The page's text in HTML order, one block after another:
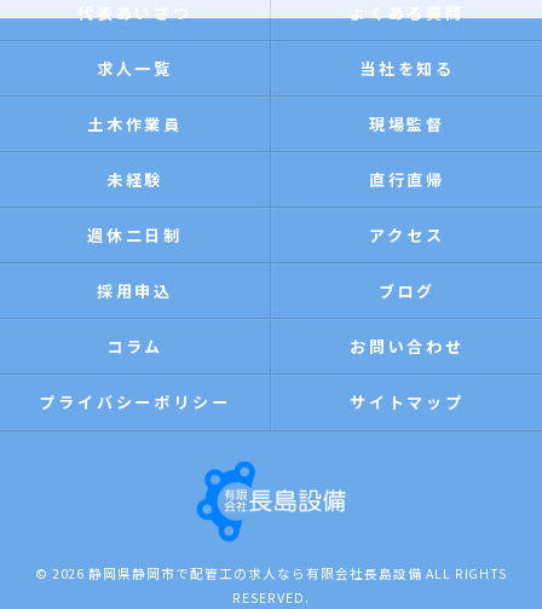
代表あいさつ よくある質問
求人一覧 当社を知る
土木作業員 現場監督
未経験 直行直帰
週休二日制 アクセス
採用申込 ブログ
コラム お問い合わせ
プライバシーポリシー サイトマップ
© 2026 静岡県静岡市で配管工の求人なら有限会社長島設備 ALL RIGHTS
RESERVED.